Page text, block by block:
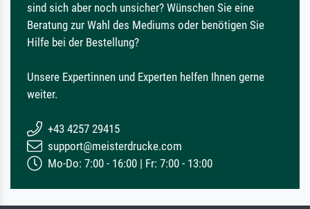
sind sich aber noch unsicher? Wünschen Sie eine
Beratung zur Wahl des Mediums oder benötigen Sie
Hilfe bei der Bestellung?
Unsere Expertinnen und Experten helfen Ihnen gerne
weiter.
+43 4257 29415
support@meisterdrucke.com
Mo-Do: 7:00 - 16:00 | Fr: 7:00 - 13:00